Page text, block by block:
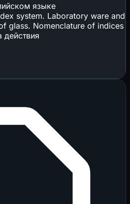
языке
system. Laboratory ware and
glass. Nomenclature of indices
действия